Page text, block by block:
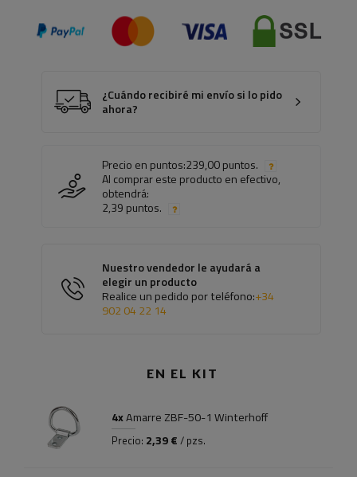
¿Cuándo recibiré mi envío si lo pido
ahora?
Precio en puntos:239,00 puntos.
Al comprar este producto en efectivo,
obtendrá:
2,39 puntos.
Nuestro vendedor le ayudará a
elegir un producto
Realice un pedido por teléfono:+34
902 04 22 14
EN EL KIT
4xAmarre ZBF-50-1 Winterhoff
Precio: 2,39 € / pzs.